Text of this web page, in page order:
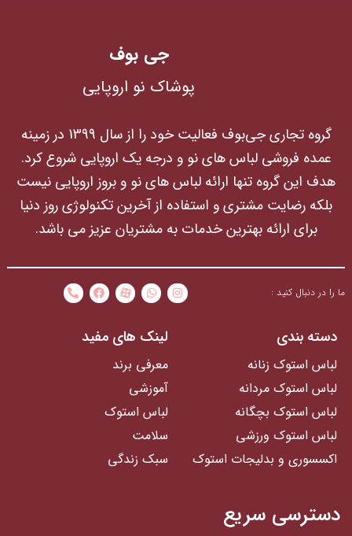
جی بوف
پوشاک نو اروپایی
گروه تجاری جی‌بوف فعالیت خود را از سال 1399 در زمینه
عمده فروشی لباس های نو و درجه یک اروپایی شروع کرد.
هدف این گروه تنها ارائه لباس های نو و بروز اروپایی نیست
بلکه رضایت مشتری و استفاده از آخرین تکنولوژی روز دنیا
برای ارائه بهترین خدمات به مشتریان عزیز می باشد.
ما را در دنبال کنید :
دسته بندی
لباس استوک زنانه
لباس استوک مردانه
لباس استوک بچگانه
لباس استوک ورزشی
اکسسوری و بدلیجات استوک
لینک های مفید
معرفی برند
آموزشی
لباس استوک
سلامت
سبک زندگی
دسترسی سریع